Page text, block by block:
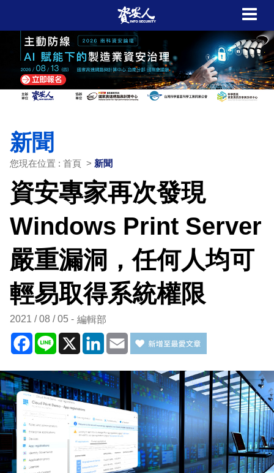
新聞
您現在位置 : 首頁 > 新聞
資安專家再次發現
Windows Print Server
嚴重漏洞，任何人均可
輕易取得系統權限
2021 / 08 / 05 編輯部
Facebook
Line X LinkedIn
Email